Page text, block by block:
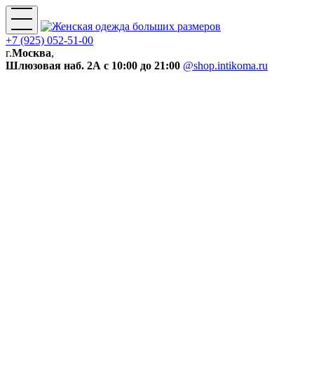
+7 (925) 052-51-00
г.Москва,
Шлюзовая наб. 2А с 10:00 до 21:00 @shop.intikoma.ru